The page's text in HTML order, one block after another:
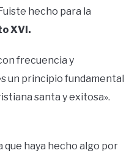
hecho para la
XVI.
frecuencia y
un principio fundamental
santa y exitosa».
que haya hecho algo por